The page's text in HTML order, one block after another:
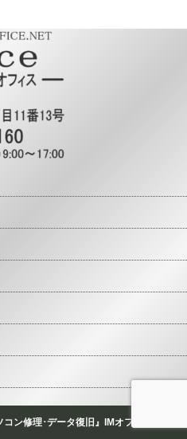
ン修理･データ復旧』IMオフィス